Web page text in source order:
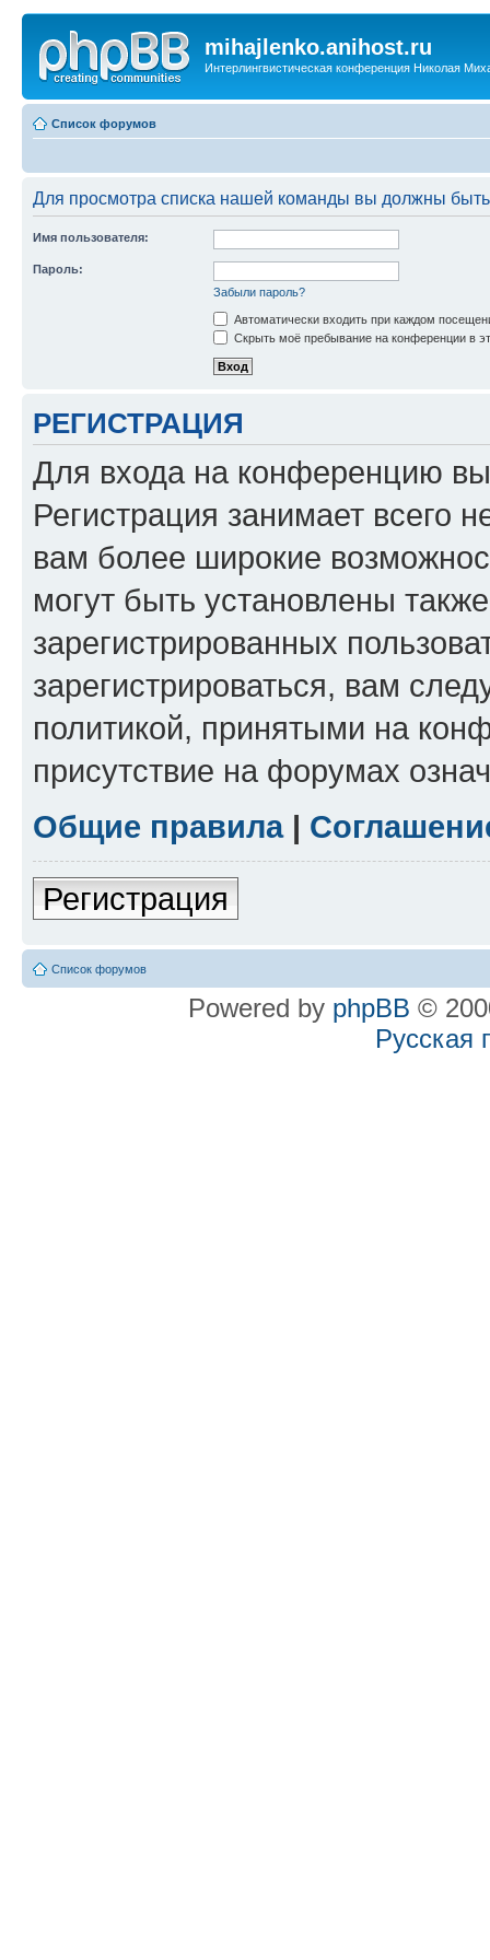
mihajlenko.anihost.ru
Интерлингвистическая конференция Николая
Список форумов
Для просмотра списка нашей команды вы должны
Имя пользователя:
Пароль:
Забыли пароль?
Автоматически входить при каждом
Скрыть моё пребывание на конференции в
РЕГИСТРАЦИЯ
Для входа на конференцию
Регистрация занимает всего
вам более широкие
могут быть установлены
зарегистрированных
зарегистрироваться, вам
политикой, принятыми на
присутствие на форумах
Общие правила|
Регистрация
Список форумов
Powered by phpBB ©
Русская